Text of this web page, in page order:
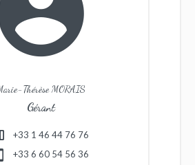
Thérèse MORAIS
Gérant
+33 1 46 44 76 76
+33 6 60 54 56 36